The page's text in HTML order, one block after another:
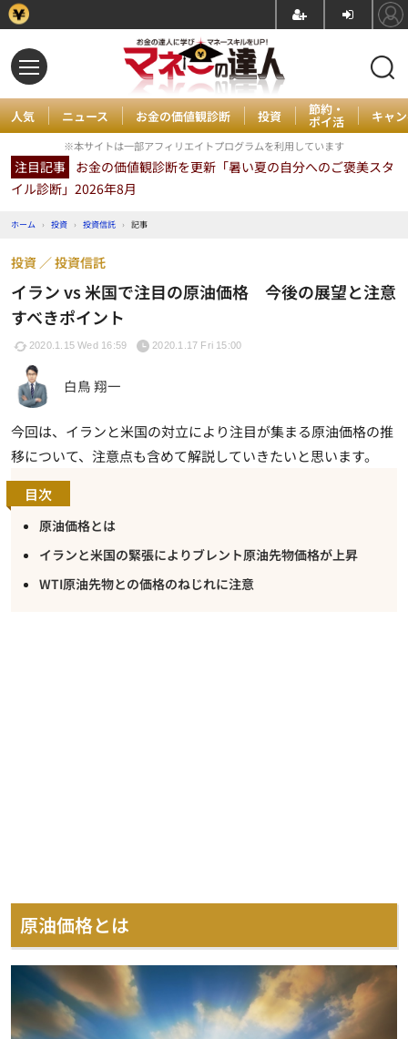
人気 ニュース お金の価値観診断 投資 節約・
ポイ活 キャ
※本サイトは一部アフィリエイトプログラムを利用しています
注目記事 お金の価値観診断を更新「暑い夏の自分へのご褒美スタ
イル診断」2026年8月
ホーム › 投資 › 投資信託 › 記事
イラン vs 米国で注目の原油価格 今後の展望と注意
すべきポイント
投資 投資信託
2020.1.15 Wed 16:59 2020.1.17 Fri 15:00
白鳥 翔一
今回は、イランと米国の対立により注目が集まる原油価格の推
移について、注意点も含めて解説していきたいと思います。
目次
原油価格とは
イランと米国の緊張によりブレント原油先物価格が上昇
WTI原油先物との価格のねじれに注意
原油価格とは